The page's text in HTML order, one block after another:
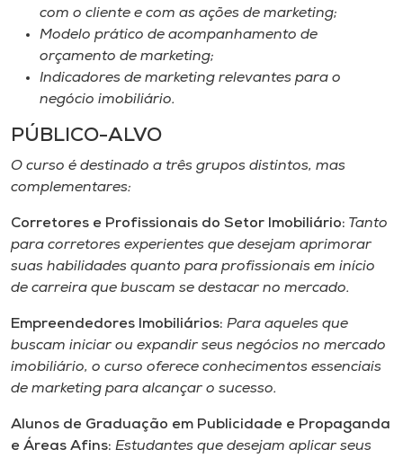
com o cliente e com as ações de marketing;
Modelo prático de acompanhamento de
orçamento de marketing;
Indicadores de marketing relevantes para o
negócio imobiliário.
PÚBLICO-ALVO
O curso é destinado a três grupos distintos, mas
complementares:
Corretores e Profissionais do Setor Imobiliário: Tanto
para corretores experientes que desejam aprimorar
suas habilidades quanto para profissionais em início
de carreira que buscam se destacar no mercado.
Empreendedores Imobiliários: Para aqueles que
buscam iniciar ou expandir seus negócios no mercado
imobiliário, o curso oferece conhecimentos essenciais
de marketing para alcançar o sucesso.
Alunos de Graduação em Publicidade e Propaganda
e Áreas Afins: Estudantes que desejam aplicar seus